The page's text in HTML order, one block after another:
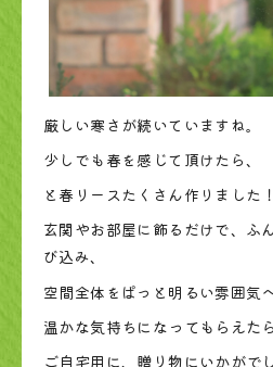
厳しい寒さが続いていますね。
少しでも春を感じて頂けたら、
と 春リースたくさん作りました！
玄関やお部屋に飾るだけで、ふ
び込み、
空間全体をぱっと 明るい雰囲気
温かな気持ちになってもらえた
ご自宅用に、贈り物にいかがで